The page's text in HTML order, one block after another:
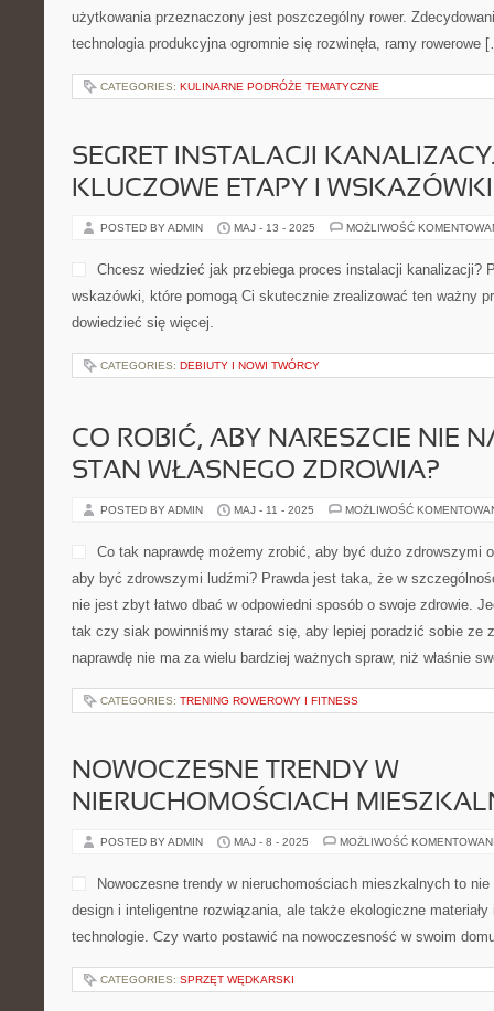
użytkowania przeznaczony jest poszczególny rower.
technologia produkcyjna ogromnie się rozwinęła, ramy rowerowe
CATEGORIES: KULINARNE PODRÓŻE TEMATYCZNE
SEGRET INSTALACJI
KLUCZOWE ETAPY I WSKAZÓWKI
POSTED BY ADMIN MAJ - 13 - 2025 MOŻLIWOŚĆ
Chcesz wiedzieć jak przebiega proces instalacji kanalizacji?
wskazówki, które pomogą Ci skutecznie zrealizować ten ważny
dowiedzieć się więcej.
CATEGORIES: DEBIUTY I NOWI TWÓRCY
CO ROBIĆ, ABY NARESZCIE NIE
STAN WŁASNEGO ZDROWIA?
POSTED BY ADMIN MAJ - 11 - 2025 MOŻLIWOŚĆ
Co tak naprawdę możemy zrobić, aby być dużo zdrowszymi
aby być zdrowszymi ludźmi? Prawda jest taka, że w
nie jest zbyt łatwo dbać w odpowiedni sposób o swoje zdrowie.
tak czy siak powinniśmy starać się, aby lepiej poradzić sobie ze
naprawdę nie ma za wielu bardziej ważnych spraw, niż właśnie
CATEGORIES: TRENING ROWEROWY I FITNESS
NOWOCZESNE TRENDY W
NIERUCHOMOŚCIACH
POSTED BY ADMIN MAJ - 8 - 2025 MOŻLIWOŚĆ
Nowoczesne trendy w nieruchomościach mieszkalnych to
design i inteligentne rozwiązania, ale także ekologiczne
technologie. Czy warto postawić na nowoczesność w swoim
CATEGORIES: SPRZĘT WĘDKARSKI